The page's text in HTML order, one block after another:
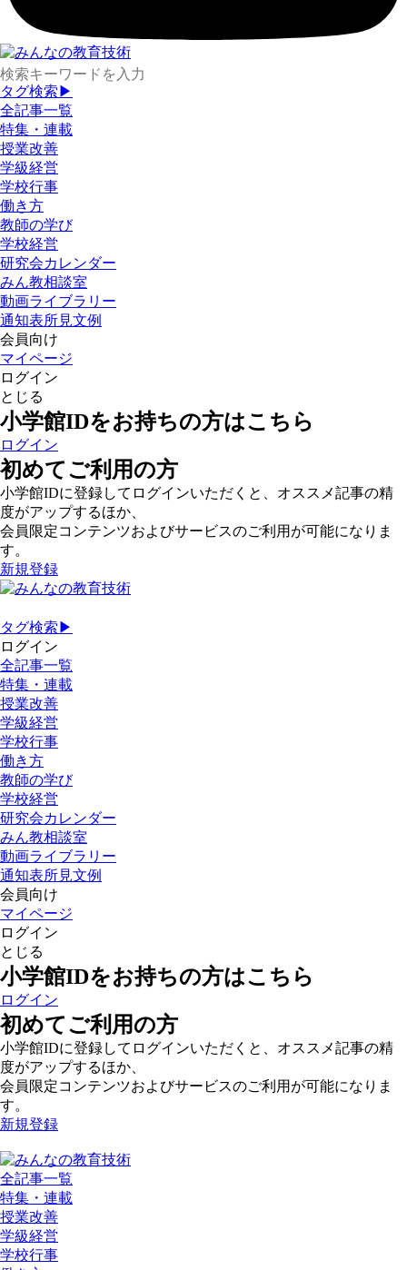
タグ検索▶
全記事一覧
特集・連載
授業改善
学級経営
学校行事
働き方
教師の学び
学校経営
研究会カレンダー
みん教相談室
動画ライブラリー
通知表所見文例
会員向け
マイページ
ログイン
とじる
小学館IDをお持ちの方はこちら
ログイン
初めてご利用の方
小学館IDに登録してログインいただくと、オススメ記事の精
度がアップするほか、
会員限定コンテンツおよびサービスのご利用が可能になりま
す。
新規登録
タグ検索▶
ログイン
全記事一覧
特集・連載
授業改善
学級経営
学校行事
働き方
教師の学び
学校経営
研究会カレンダー
みん教相談室
動画ライブラリー
通知表所見文例
会員向け
マイページ
ログイン
とじる
小学館IDをお持ちの方はこちら
ログイン
初めてご利用の方
小学館IDに登録してログインいただくと、オススメ記事の精
度がアップするほか、
会員限定コンテンツおよびサービスのご利用が可能になりま
す。
新規登録
全記事一覧
特集・連載
授業改善
学級経営
学校行事